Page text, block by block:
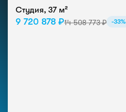
Студия, 37 м²
9 720 878 ₽14 508 773 ₽ -33%